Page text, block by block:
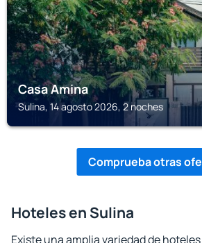
Casa Amina
Sulina, 14 agosto 2026, 2 noches
Comprueba otras
Hoteles en Sulina
Existe una amplia variedad de